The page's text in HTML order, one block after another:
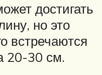
достигать
но это
встречаются
20-30 см.